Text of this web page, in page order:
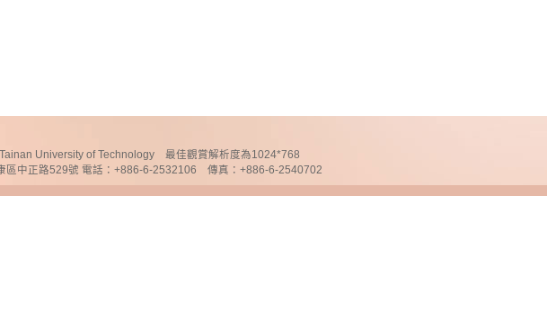
University of Technology 最佳觀賞解析度為1024*768
區中正路529號 電話：+886-6-2532106 傳真：+886-6-2540702